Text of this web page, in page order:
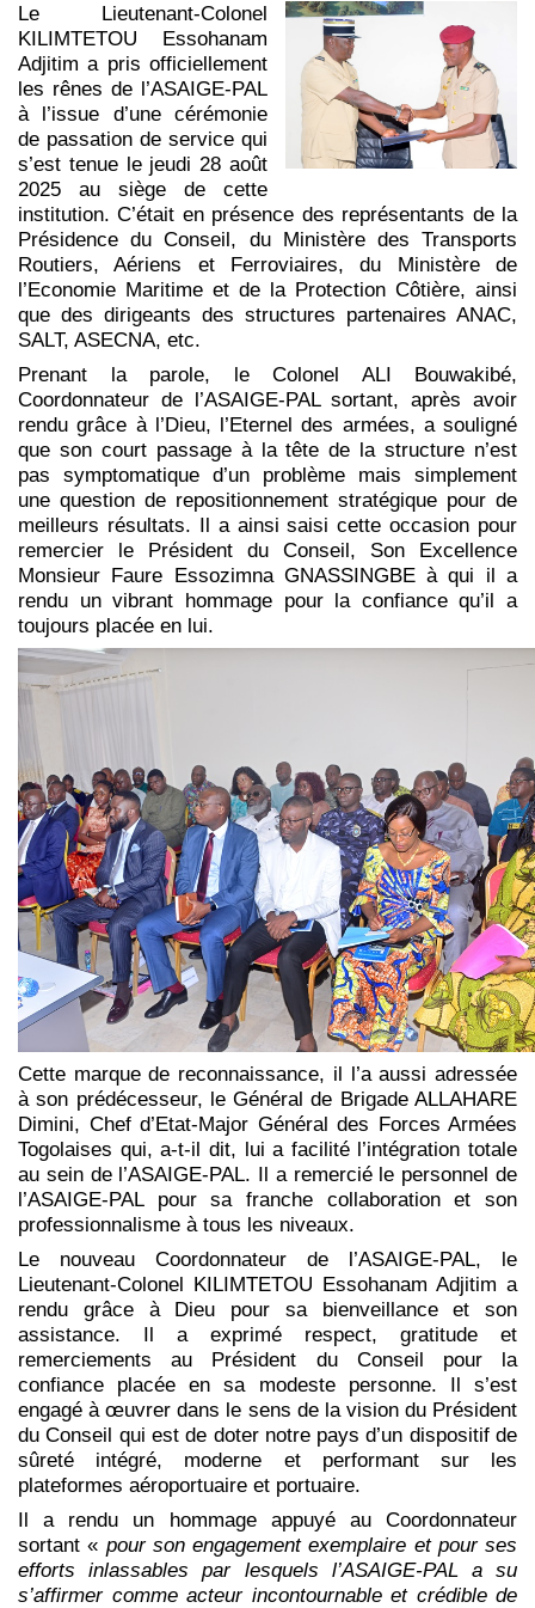
Le Lieutenant-Colonel
KILIMTETOU Essohanam
Adjitim a pris officiellement
les rênes de l’ASAIGE-PAL
à l’issue d’une cérémonie
de passation de service qui
s’est tenue le jeudi 28 août
2025 au siège de cette
institution. C’était en présence des représentants de la
Présidence du Conseil, du Ministère des Transports
Routiers, Aériens et Ferroviaires, du Ministère de
l’Economie Maritime et de la Protection Côtière, ainsi
que des dirigeants des structures partenaires ANAC,
SALT, ASECNA, etc.
Prenant la parole, le Colonel ALI Bouwakibé,
Coordonnateur de l’ASAIGE-PAL sortant, après avoir
rendu grâce à l’Dieu, l’Eternel des armées, a souligné
que son court passage à la tête de la structure n’est
pas symptomatique d’un problème mais simplement
une question de repositionnement stratégique pour de
meilleurs résultats. Il a ainsi saisi cette occasion pour
remercier le Président du Conseil, Son Excellence
Monsieur Faure Essozimna GNASSINGBE à qui il a
rendu un vibrant hommage pour la confiance qu’il a
toujours placée en lui.
Cette marque de reconnaissance, il l’a aussi adressée
à son prédécesseur, le Général de Brigade ALLAHARE
Dimini, Chef d’Etat-Major Général des Forces Armées
Togolaises qui, a-t-il dit, lui a facilité l’intégration totale
au sein de l’ASAIGE-PAL. Il a remercié le personnel de
l’ASAIGE-PAL pour sa franche collaboration et son
professionnalisme à tous les niveaux.
Le nouveau Coordonnateur de l’ASAIGE-PAL, le
Lieutenant-Colonel KILIMTETOU Essohanam Adjitim a
rendu grâce à Dieu pour sa bienveillance et son
assistance. Il a exprimé respect, gratitude et
remerciements au Président du Conseil pour la
confiance placée en sa modeste personne. Il s’est
engagé à œuvrer dans le sens de la vision du Président
du Conseil qui est de doter notre pays d’un dispositif de
sûreté intégré, moderne et performant sur les
plateformes aéroportuaire et portuaire.
Il a rendu un hommage appuyé au Coordonnateur
sortant « pour son engagement exemplaire et pour ses
efforts inlassables par lesquels l’ASAIGE-PAL a su
s’affirmer comme acteur incontournable et crédible de